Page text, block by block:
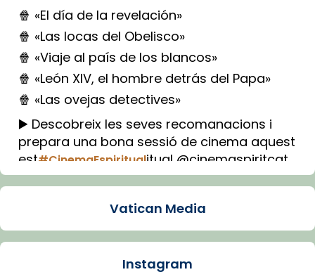
🍿 «El día de la revelación»
🍿 «Las locas del Obelisco»
🍿 «Viaje al país de los blancos»
🍿 «León XIV, el hombre detrás del Papa»
🍿 «Las ovejas detectives»
▶️ Descobreix les seves recomanacions i
prepara una bona sessió de cinema aquest
est#CinemaEspiritualitual @cinemaspiritcat
Imatge: Generada amb IA (OpenAI)
Arquebisbat de Barcelona
Vatican Media
Instagram